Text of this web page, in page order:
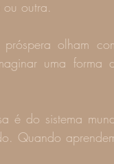
outra.
próspera olham
uma forma
é do sistema
Quando